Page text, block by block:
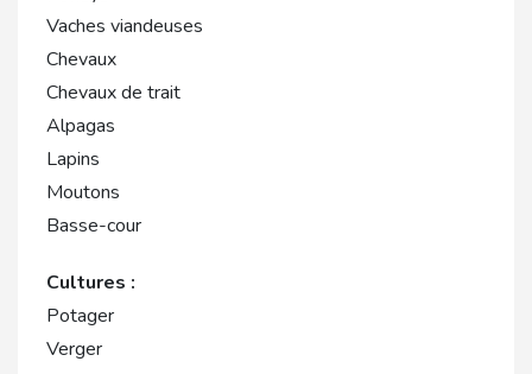
Vaches viandeuses
Chevaux
Chevaux de trait
Alpagas
Lapins
Moutons
Basse-cour
Cultures :
Potager
Verger